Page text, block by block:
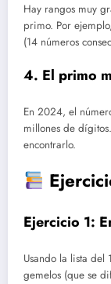
Hay rangos muy
primo. Por
(14 números
4. El primo
En 2024, el
millones de
encontrarlo.
Ejercicio 1:
Usando la lista del
gemelos (que se